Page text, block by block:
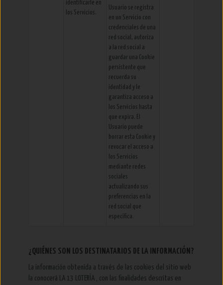
identificarle en
los Servicios.
Usuario se registra
en un Servicio con
credenciales de una
red social, autoriza
a la red social a
guardar una Cookie
persistente que
recuerda su
identidad y le
garantiza acceso a
los Servicios hasta
que expira. El
Usuario puede
borrar esta Cookie y
revocar el acceso a
los Servicios
mediante redes
sociales
actualizando sus
preferencias en la
red social que
específica.
¿QUIÉNES SON LOS DESTINATARIOS DE LA INFORMACIÓN?
La información obtenida a través de las cookies del sitio web
la conocerá LA 13 LOTERÍA , con las finalidades descritas en